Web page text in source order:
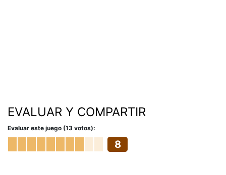
EVALUAR Y COMPARTIR
Evaluar este juego (13 votos):
8